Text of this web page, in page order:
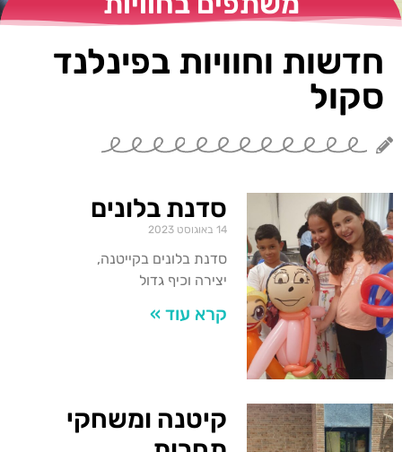
חדשות וחוויות בפינלנד
סקול
סדנת בלונים
14 באוגוסט 2023
סדנת בלונים בקייטנה,
יצירה וכיף גדול
קרא עוד »
קיטנה ומשחקי